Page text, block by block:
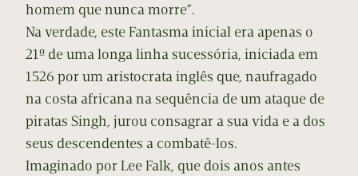
homem que nunca morre”.
Na verdade, este Fantasma inicial era apenas o
21º de uma longa linha sucessória, iniciada em
1526 por um aristocrata inglês que, naufragado
na costa africana na sequência de um ataque de
piratas Singh, jurou consagrar a sua vida e a dos
seus descendentes a combatê-los.
Imaginado por Lee Falk, que dois anos antes